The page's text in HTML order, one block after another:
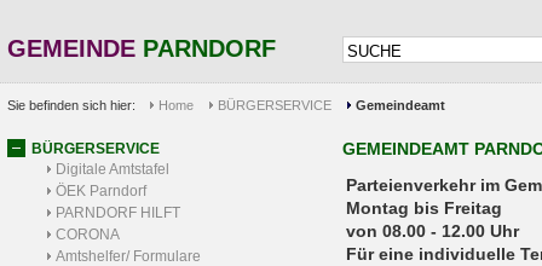
GEMEINDE PARNDORF
Sie befinden sich hier: Home BÜRGERSERVICE Gemeindeamt
BÜRGERSERVICE
Digitale Amtstafel
ÖEK Parndorf
PARNDORF HILFT
CORONA
Amtshelfer/ Formulare
GEMEINDEAMT
Parteienverkehr
Montag bis Freitag
von 08.00 - 12.00 Uhr
Für eine individuelle